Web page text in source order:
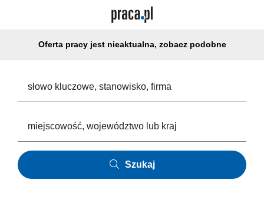
Oferta pracy jest nieaktualna, zobacz podobne
Szukaj